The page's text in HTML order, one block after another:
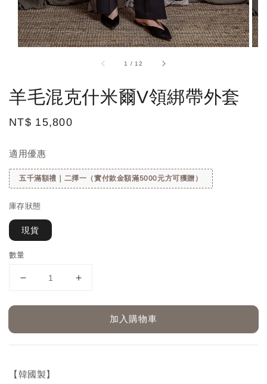
1 / 12
羊毛混克什米爾V領綁帶外套
Regular
NT$ 15,800
適用優惠
五千滿額禮｜二擇一（實付款金額滿5000元方可獲贈）
庫存狀態
現貨
數量
加入購物車
【韓國製】